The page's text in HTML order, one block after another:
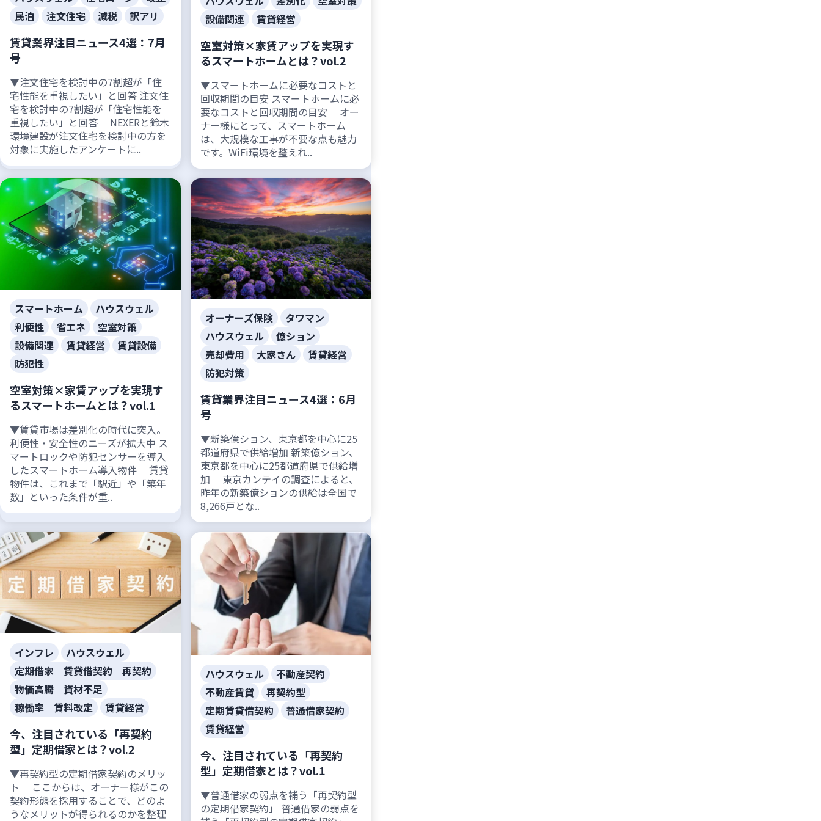
民泊
注文住宅 減税 訳アリ
賃貸業界注目ニュース4選：7月
号
▼注文住宅を検討中の7割超が「住
宅性能を重視したい」と回答 注文住
宅を検討中の7割超が「住宅性能を
重視したい」と回答 NEXERと鈴木
環境建設が注文住宅を検討中の方を
対象に実施したアンケートに..
設備関連
賃貸経営
空室対策×家賃アップを実現す
るスマートホームとは？vol.2
▼スマートホームに必要なコストと
回収期間の目安 スマートホームに必
要なコストと回収期間の目安 オー
ナー様にとって、スマートホーム
は、大規模な工事が不要な点も魅力
です。WiFi環境を整えれ..
スマートホーム
ハウスウェル
利便性
省エネ
空室対策
設備関連
賃貸経営
賃貸設備
防犯性
空室対策×家賃アップを実現す
るスマートホームとは？vol.1
▼賃貸市場は差別化の時代に突入。
利便性・安全性のニーズが拡大中 ス
マートロックや防犯センサーを導入
したスマートホーム導入物件 賃貸
物件は、これまで「駅近」や「築年
数」といった条件が重..
オーナーズ保険
タワマン
ハウスウェル
億ション
売却費用
大家さん
賃貸経営
防犯対策
賃貸業界注目ニュース4選：6月
号
▼新築億ション、東京都を中心に25
都道府県で供給増加 新築億ション、
東京都を中心に25都道府県で供給増
加 東京カンテイの調査によると、
昨年の新築億ションの供給は全国で
8,266戸とな..
インフレ
ハウスウェル
定期借家 賃貸借契約 再契約
物価高騰 資材不足
稼働率 賃料改定
賃貸経営
今、注目されている「再契約
型」定期借家とは？vol.2
▼再契約型の定期借家契約のメリッ
ト ここからは、オーナー様がこの
契約形態を採用することで、どのよ
うなメリットが得られるのかを整理
ハウスウェル
不動産契約
不動産賃貸
再契約型
定期賃貸借契約
普通借家契約
賃貸経営
今、注目されている「再契約
型」定期借家とは？vol.1
▼普通借家の弱点を補う「再契約型
の定期借家契約」 普通借家の弱点を